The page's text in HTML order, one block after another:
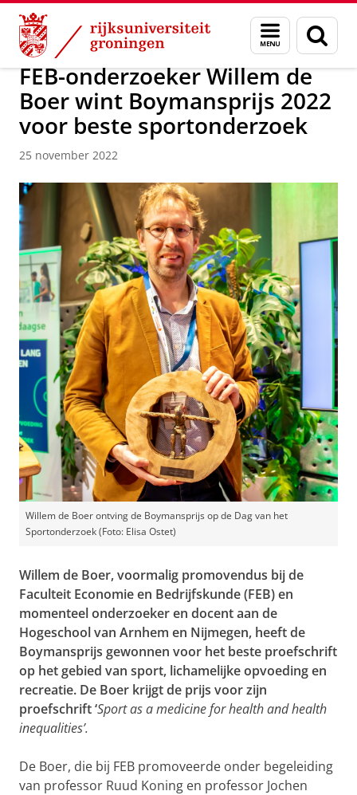
Skip
Content
Skip
Navigation
Menu
en
zoeken
Over ons News / FEB
FEB-onderzoeker Willem de
Boer wint Boymansprijs 2022
voor beste sportonderzoek
25 november 2022
Willem de Boer ontving de Boymansprijs op de Dag van het
Sportonderzoek (Foto: Elisa Ostet)
Willem de Boer, voormalig promovendus bij de
Faculteit Economie en Bedrijfskunde (FEB) en
momenteel onderzoeker en docent aan de
Hogeschool van Arnhem en Nijmegen, heeft de
Boymansprijs gewonnen voor het beste proefschrift
op het gebied van sport, lichamelijke opvoeding en
recreatie. De Boer krijgt de prijs voor zijn
proefschrift ‘Sport as a medicine for health and health
inequalities’.
De Boer, die bij FEB promoveerde onder begeleiding
van professor Ruud Koning en professor Jochen